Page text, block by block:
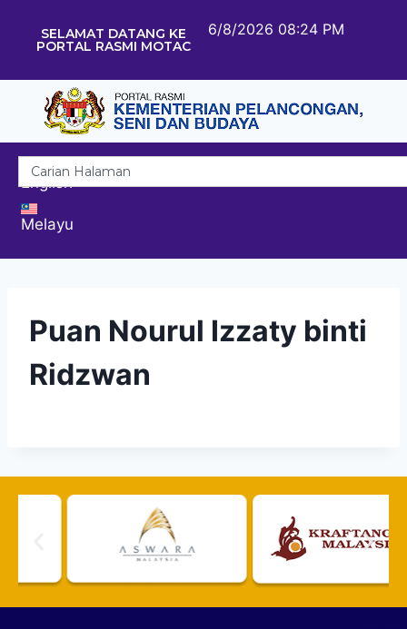
SELAMAT DATANG KE
PORTAL RASMI MOTAC
6/8/2026 08:24 PM
English
Melayu
Puan Nourul Izzaty binti
Ridzwan